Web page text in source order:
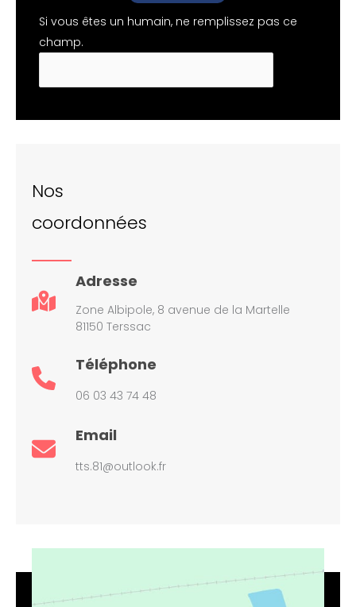
Si vous êtes un humain, ne remplissez pas ce
champ.
Nos
coordonnées
Adresse
Zone Albipole, 8 avenue de la Martelle
81150 Terssac
Téléphone
06 03 43 74 48
Email
tts.81@outlook.fr